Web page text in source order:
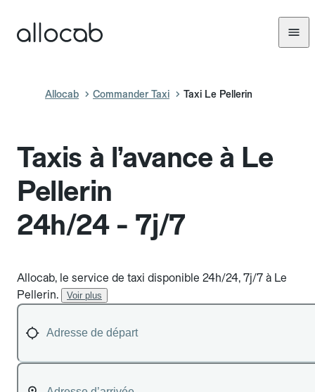
Allocab Commander Taxi Taxi Le Pellerin
Taxis à l’avance à Le
Pellerin
24h/24 - 7j/7
Allocab, le service de taxi disponible 24h/24, 7j/7 à Le
Pellerin.
Voir plus